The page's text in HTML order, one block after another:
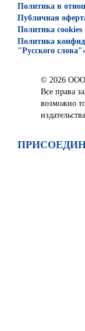
Политика в
Публичная
Политика cookies
Политика
"Русского
© 2026 ООО
Все права
возможно